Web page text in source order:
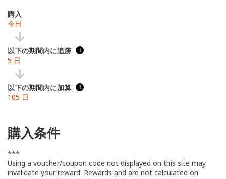
購入
今日
以下の期間内に追跡 i
5 日
以下の期間内に加算 i
105 日
購入条件
***
Using a voucher/coupon code not displayed on this site may
invalidate your reward. Rewards and are not calculated on